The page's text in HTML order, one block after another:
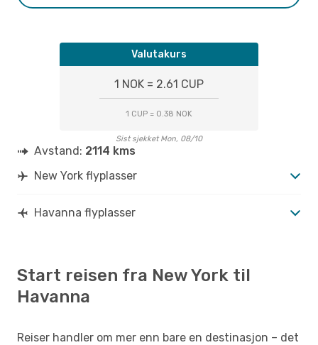
Valutakurs
1 NOK = 2.61 CUP
1 CUP = 0.38 NOK
Sist sjekket Mon, 08/10
Avstand: 2114 kms
New York flyplasser
Havanna flyplasser
Start reisen fra New York til
Havanna
Reiser handler om mer enn bare en destinasjon – det